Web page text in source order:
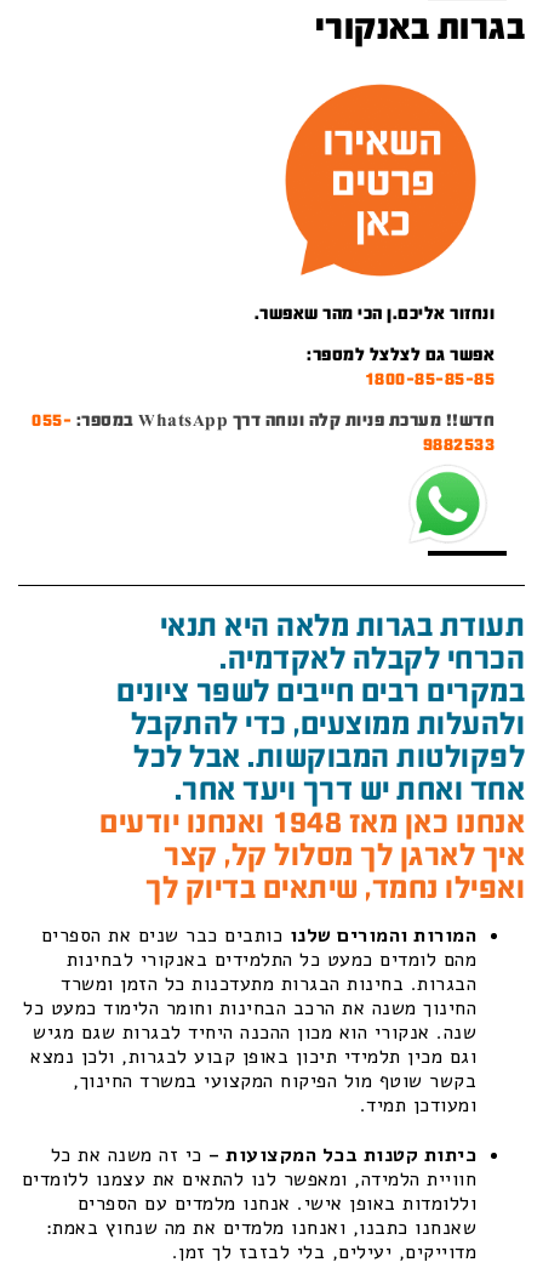
בגרות באנקורי
ונחזור אליכם.ן הכי מהר שאפשר.
אפשר גם לצלצל למספר:
1800-85-85-85
חדש!! מערכת פניות קלה ונוחה דרך WhatsApp במספר:
055-
9882533
תעודת בגרות מלאה היא תנאי
הכרחי לקבלה לאקדמיה.
במקרים רבים חייבים לשפר ציונים
ולהעלות ממוצעים, כדי להתקבל
לפקולטות המבוקשות. אבל לכל
אחד ואחת יש דרך ויעד אחר.
אנחנו כאן מאז 1948 ואנחנו יודעים
איך לארגן לך מסלול קל, קצר
ואפילו נחמד, שיתאים בדיוק לך
המורות והמורים שלנו כותבים כבר שנים את הספרים
מהם לומדים כמעט כל התלמידים באנקורי לבחינות
הבגרות. בחינות הבגרות מתעדכנות כל הזמן ומשרד
החינוך משנה את הרכב הבחינות וחומר הלימוד כמעט כל
שנה. אנקורי הוא מכון ההכנה היחיד לבגרות שגם מגיש
וגם מכין תלמידי תיכון באופן קבוע לבגרות, ולכן נמצא
בקשר שוטף מול הפיקוח המקצועי במשרד החינוך,
ומעודכן תמיד.
כיתות קטנות בכל המקצועות – כי זה משנה את כל
חוויית הלמידה, ומאפשר לנו להתאים את עצמנו ללומדים
וללומדות באופן אישי. אנחנו מלמדים עם הספרים
שאנחנו כתבנו, ואנחנו מלמדים את מה שנחוץ באמת:
מדוייקים, יעילים, בלי לבזבז לך זמן.